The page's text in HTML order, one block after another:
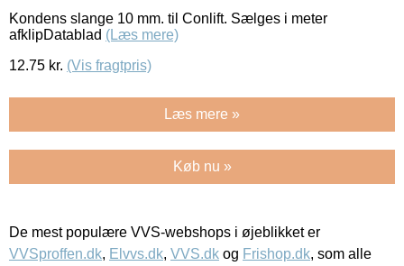
Kondens slange 10 mm. til Conlift. Sælges i meter
afklipDatablad (Læs mere)
12.75 kr. (Vis fragtpris)
Læs mere »
Køb nu »
De mest populære VVS-webshops i øjeblikket er
VVSproffen.dk, Elvvs.dk, VVS.dk og Frishop.dk, som alle